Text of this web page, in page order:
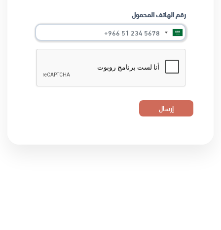
رقم الهاتف المحمول
إرسال